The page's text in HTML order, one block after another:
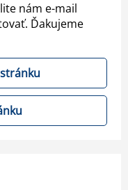
nám e-mail
Ďakujeme